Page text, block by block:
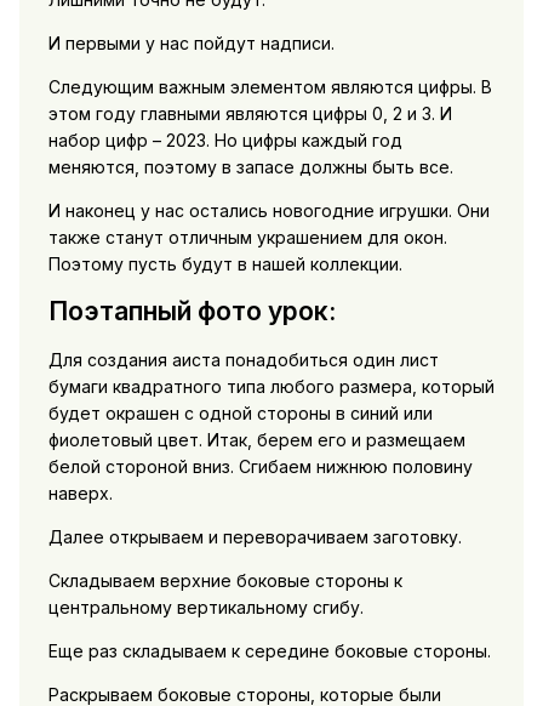
И первыми у нас пойдут надписи.
Следующим важным элементом являются цифры. В
этом году главными являются цифры 0, 2 и 3. И
набор цифр – 2023. Но цифры каждый год
меняются, поэтому в запасе должны быть все.
И наконец у нас остались новогодние игрушки. Они
также станут отличным украшением для окон.
Поэтому пусть будут в нашей коллекции.
Поэтапный фото урок:
Для создания аиста понадобиться один лист
бумаги квадратного типа любого размера, который
будет окрашен с одной стороны в синий или
фиолетовый цвет. Итак, берем его и размещаем
белой стороной вниз. Сгибаем нижнюю половину
наверх.
Далее открываем и переворачиваем заготовку.
Складываем верхние боковые стороны к
центральному вертикальному сгибу.
Еще раз складываем к середине боковые стороны.
Раскрываем боковые стороны, которые были